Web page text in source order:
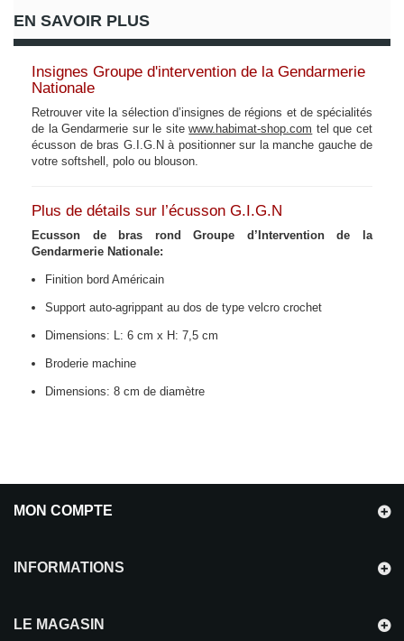
EN SAVOIR PLUS
Insignes Groupe d'intervention de la Gendarmerie
Nationale
Retrouver vite la sélection d’insignes de régions et de spécialités
de la Gendarmerie sur le sitewww.habimat-shop.com tel que cet
écusson de bras G.I.G.N à positionner sur la manche gauche de
votre softshell, polo ou blouson.
Plus de détails sur l’écusson G.I.G.N
Ecusson de bras rond Groupe d’Intervention de la
Gendarmerie Nationale:
Finition bord Américain
Support auto-agrippant au dos de type velcro crochet
Dimensions: L: 6 cm x H: 7,5 cm
Broderie machine
Dimensions: 8 cm de diamètre
MON COMPTE
INFORMATIONS
LE MAGASIN